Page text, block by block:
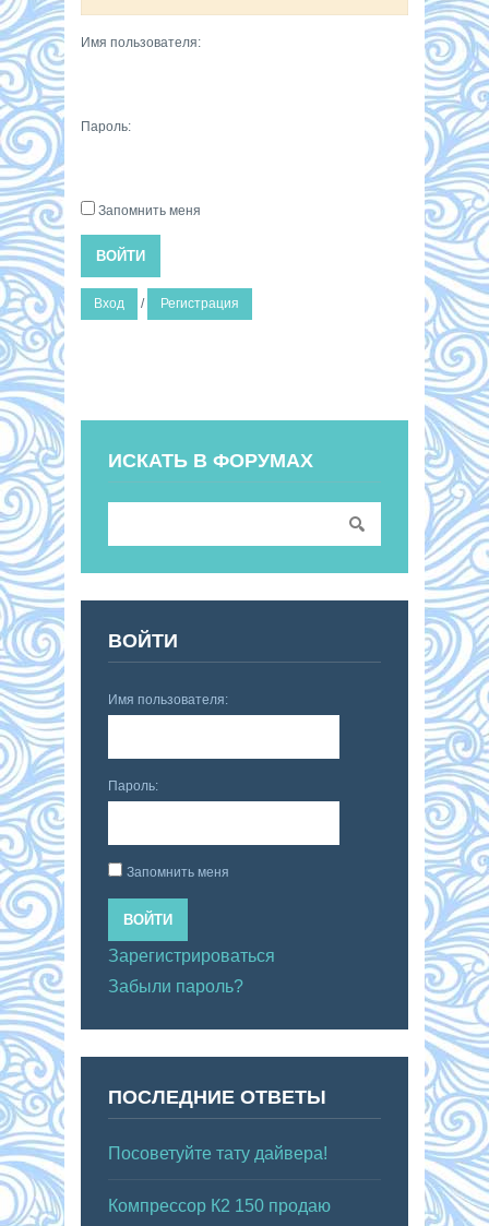
Имя пользователя:
Пароль:
Запомнить меня
ВОЙТИ
Вход / Регистрация
ИСКАТЬ В ФОРУМАХ
ВОЙТИ
Имя пользователя:
Пароль:
Запомнить меня
ВОЙТИ
Зарегистрироваться
Забыли пароль?
ПОСЛЕДНИЕ ОТВЕТЫ
Посоветуйте тату дайвера!
Компрессор К2 150 продаю